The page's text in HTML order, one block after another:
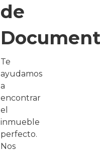
de
Te
ayudamos
a
encontrar
el
inmueble
perfecto.
Nos